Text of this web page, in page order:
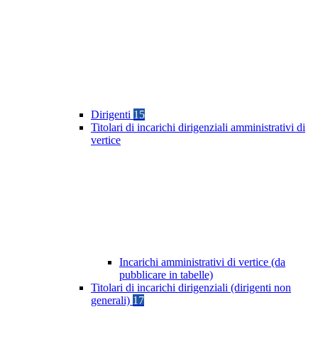
Dirigenti 15
Titolari di incarichi dirigenziali amministrativi di
vertice
Incarichi amministrativi di vertice (da
pubblicare in tabelle)
Titolari di incarichi dirigenziali (dirigenti non
generali) 17